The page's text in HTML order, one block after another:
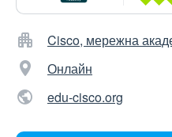
Cisco, мережна
Онлайн
edu-cisco.org